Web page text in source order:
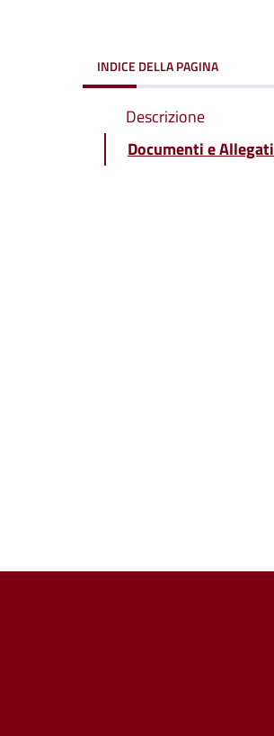
INDICE DELLA PAGINA
Descrizione
Documenti e Allegati